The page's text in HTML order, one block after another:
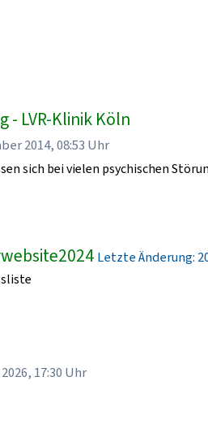
- LVR-Klinik Köln
2014, 08:53 Uhr
sich bei vielen psychischen
Letzte Änderung:
17:30 Uhr